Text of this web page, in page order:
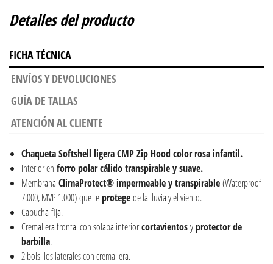
Detalles del producto
FICHA TÉCNICA
ENVÍOS Y DEVOLUCIONES
GUÍA DE TALLAS
ATENCIÓN AL CLIENTE
Chaqueta Softshell ligera CMP Zip Hood color rosa infantil.
Interior en forropolarcálidotranspirable y suave.
Membrana ClimaProtect® impermeable y transpirable(Waterproof
7.000, MVP 1.000) que teprotegede la lluvia y el viento.
Capucha fija.
Cremallera frontal con solapa interiorcortavientosyprotector de
barbilla.
2 bolsillos laterales con cremallera.